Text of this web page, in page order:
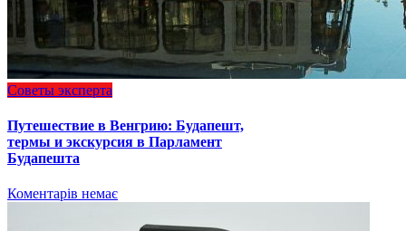
Советы эксперта
Путешествие в Венгрию: Будапешт,
термы и экскурсия в Парламент
Будапешта
Коментарів немає